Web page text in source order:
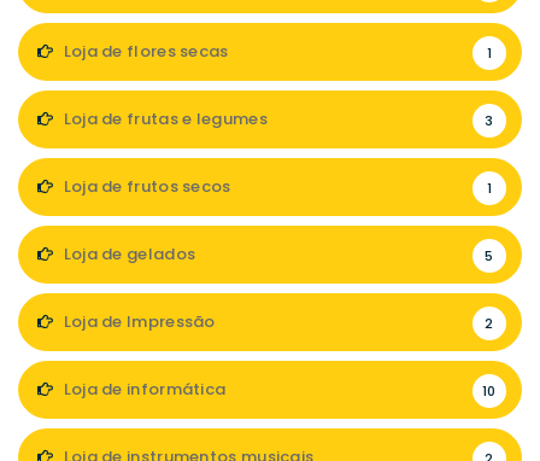
Loja de flores secas 1
Loja de frutas e legumes 3
Loja de frutos secos 1
Loja de gelados 5
Loja de Impressão 2
Loja de informática 10